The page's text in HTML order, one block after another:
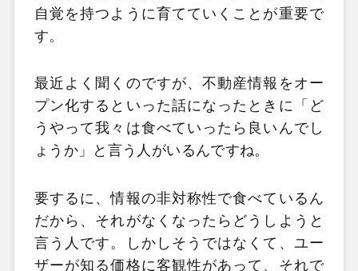
自覚を持つように育てていくことが重要で
す。
最近よく聞くのですが、不動産情報をオー
プン化するといった話になったときに「ど
うやって我々は食べていったら良いんでし
ょうか」と言う人がいるんですね。
要するに、情報の非対称性で食べているん
だから、それがなくなったらどうしようと
言う人です。しかしそうではなくて、ユー
ザーが知る価格に客観性があって、それで